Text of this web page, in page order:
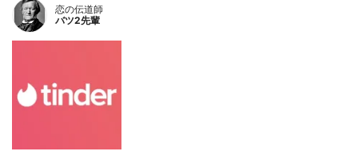
恋の伝道師
バツ2先輩